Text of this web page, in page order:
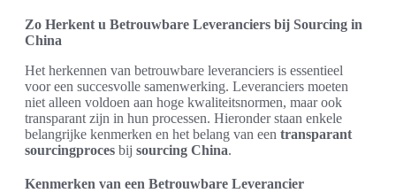
Zo Herkent u Betrouwbare Leveranciers bij Sourcing in
China
Het herkennen van betrouwbare leveranciers is essentieel
voor een succesvolle samenwerking. Leveranciers moeten
niet alleen voldoen aan hoge kwaliteitsnormen, maar ook
transparant zijn in hun processen. Hieronder staan enkele
belangrijke kenmerken en het belang van een transparant
sourcingproces bij sourcing China.
Kenmerken van een Betrouwbare Leverancier